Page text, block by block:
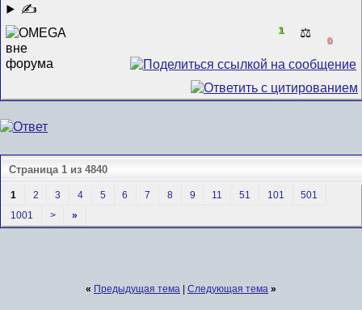
✍
1 ⚖️
0
Страница 1 из 4840
1 2 3 4 5 6 7 8 9 11 51 101
501
1001
> »
« Предыдущая тема | Следующая тема »